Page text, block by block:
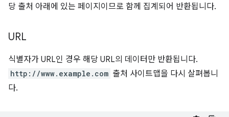
당 출처 아래에 있는 페이지이므로 함께 집계되어 반환됩니다.
URL
식별자가 URL인 경우 해당 URL의 데이터만 반환됩니다.
http://www.example.com 출처 사이트맵을 다시 살펴봅니
다.